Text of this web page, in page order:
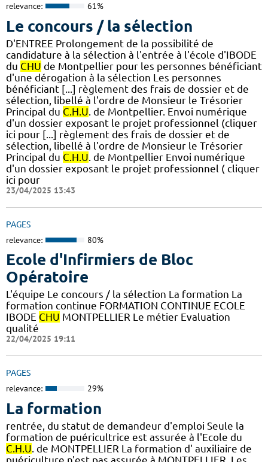
relevance: 61%
Le concours / la sélection
D'ENTREE Prolongement de la possibilité de
candidature à la sélection à l'entrée à l'école d'IBODE
du CHU de Montpellier pour les personnes bénéficiant
d'une dérogation à la sélection Les personnes
bénéficiant [...] règlement des frais de dossier et de
sélection, libellé à l'ordre de Monsieur le Trésorier
Principal du C.H.U . de Montpellier. Envoi numérique
d'un dossier exposant le projet professionnel (cliquer
ici pour [...] règlement des frais de dossier et de
sélection, libellé à l'ordre de Monsieur le Trésorier
Principal du C.H.U . de Montpellier Envoi numérique
d'un dossier exposant le projet professionnel ( cliquer
ici pour
23/04/2025 13:43
PAGES
relevance: 80%
Ecole d'Infirmiers de Bloc
Opératoire
L'équipe Le concours / la sélection La formation La
formation continue FORMATION CONTINUE ECOLE
IBODE CHU MONTPELLIER Le métier Evaluation
qualité
22/04/2025 19:11
PAGES
relevance: 29%
La formation
rentrée, du statut de demandeur d'emploi Seule la
formation de puéricultrice est assurée à l'Ecole du
C.H.U . de MONTPELLIER La formation d' auxiliaire de